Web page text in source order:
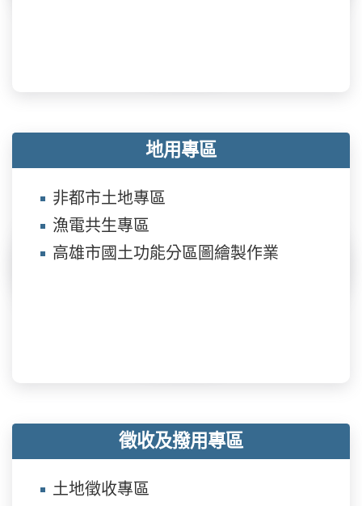
地用專區
非都市土地專區
漁電共生專區
高雄市國土功能分區圖繪製作業
徵收及撥用專區
土地徵收專區